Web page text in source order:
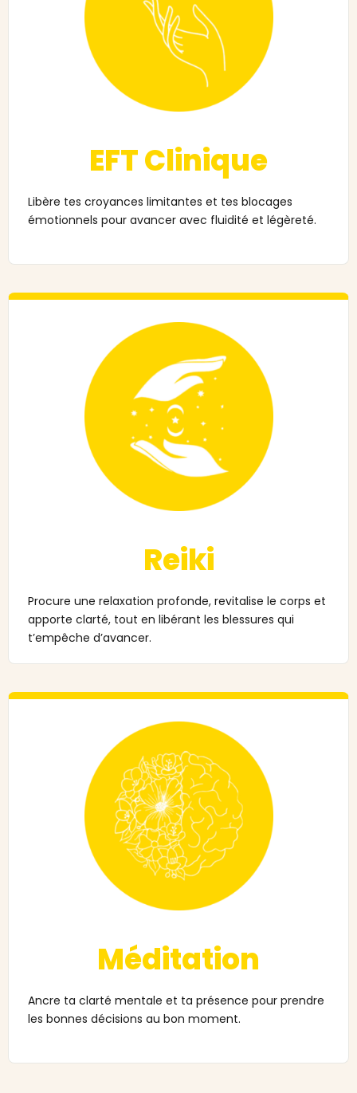
EFT Clinique
Libère tes croyances limitantes et tes blocages
émotionnels pour avancer avec fluidité et légèreté.
Reiki
Procure une relaxation profonde, revitalise le corps et
apporte clarté, tout en libérant les blessures qui
t’empêche d’avancer.
Méditation
Ancre ta clarté mentale et ta présence pour prendre
les bonnes décisions au bon moment.